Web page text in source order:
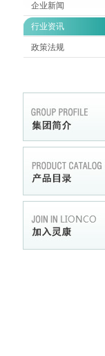
企业新闻
行业资讯
政策法规